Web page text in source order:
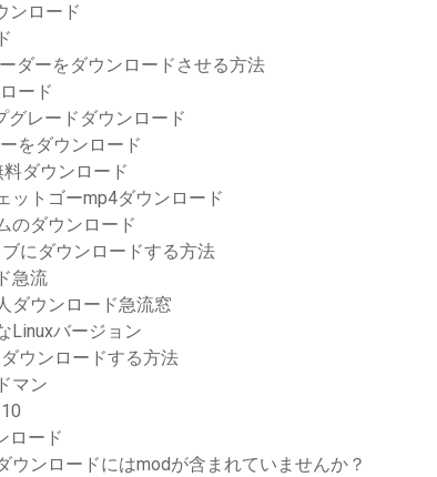
ンロード
ダーをダウンロードさせる方法
ード
グレードダウンロード
をダウンロード
ダウンロード
ットゴーmp4ダウンロード
のダウンロード
にダウンロードする方法
急流
ダウンロード急流窓
Linuxバージョン
ウンロードする方法
マン
ロード
ウンロードにはmodが含まれていませんか？